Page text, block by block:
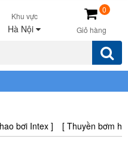
Khu vực
Hà Nội Giỏ hàng
0
bơi Intex ] [ Thuyền bơm